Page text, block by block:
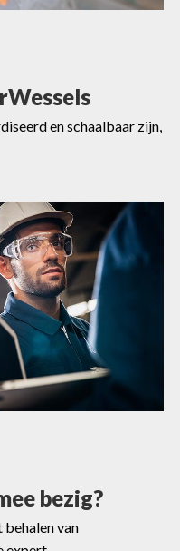
en schaalbaar zijn,
bezig?
behalen van